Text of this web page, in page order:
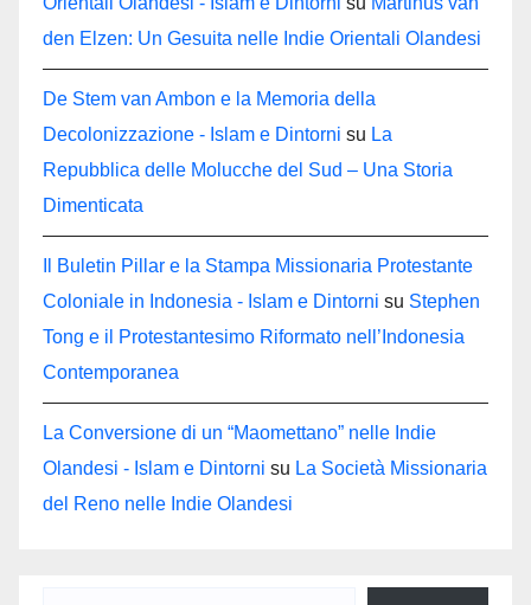
den Elzen: Un Gesuita nelle Indie Orientali Olandesi
De Stem van Ambon e la Memoria della
Decolonizzazione - Islam e Dintorni su La
Repubblica delle Molucche del Sud – Una Storia
Dimenticata
Il Buletin Pillar e la Stampa Missionaria Protestante
Coloniale in Indonesia - Islam e Dintorni su Stephen
Tong e il Protestantesimo Riformato nell’Indonesia
Contemporanea
La Conversione di un “Maomettano” nelle Indie
Olandesi - Islam e Dintorni su La Società Missionaria
del Reno nelle Indie Olandesi